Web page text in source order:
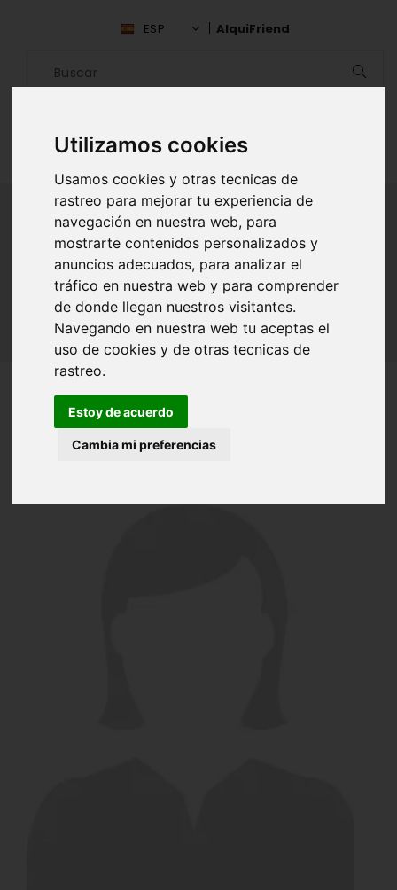
Utilizamos cookies
Usamos cookies y otras tecnicas de
rastreo para mejorar tu experiencia de
navegación en nuestra web, para
mostrarte contenidos personalizados y
anuncios adecuados, para analizar el
tráfico en nuestra web y para comprender
de donde llegan nuestros visitantes.
Navegando en nuestra web tu aceptas el
uso de cookies y de otras tecnicas de
rastreo.
Estoy de acuerdo
Cambia mi preferencias
ESP AlquiFriend
ALQUILAR AMIGO
Inicio Amigos Álava Sandra Saiz